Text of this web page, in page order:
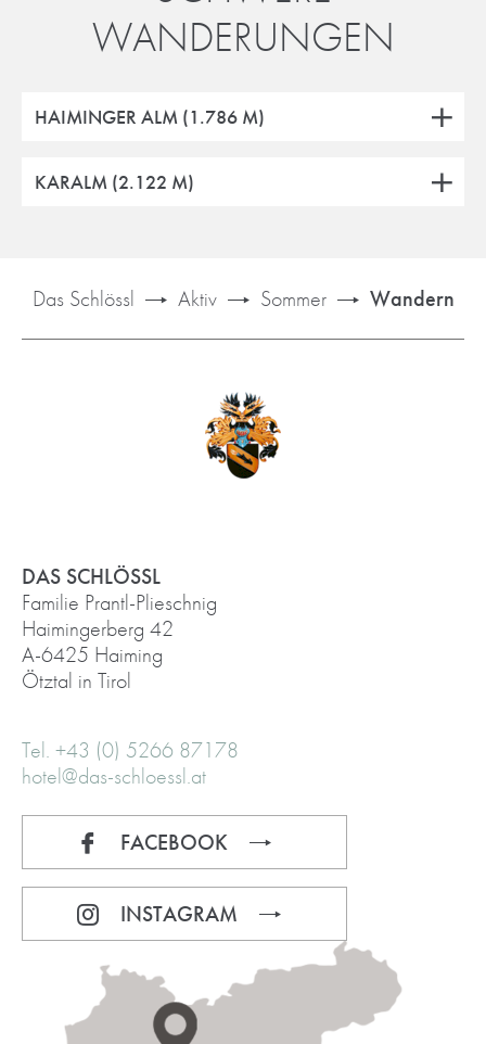
WANDERUNGEN
HAIMINGER ALM (1.786 M)
KARALM (2.122 M)
Das Schlössl Aktiv Sommer Wandern
DAS SCHLÖSSL
Familie Prantl-Plieschnig
Haimingerberg 42
A-6425 Haiming
Ötztal in Tirol
Tel. +43 (0) 5266 87178
hotel@das-schloessl.at
FACEBOOK
INSTAGRAM